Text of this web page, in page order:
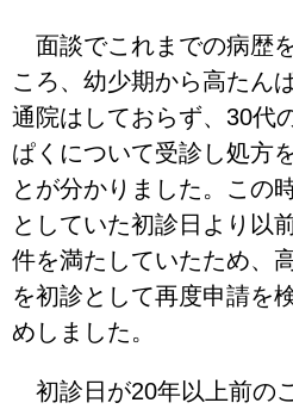
面談でこれまでの病歴
ころ、幼少期から高たん
通院はしておらず、30代
ぱくについて受診し処方
とが分かりました。この
としていた初診日より以
件を満たしていたため、
を初診として再度申請を
めしました。
初診日が20年以上前の